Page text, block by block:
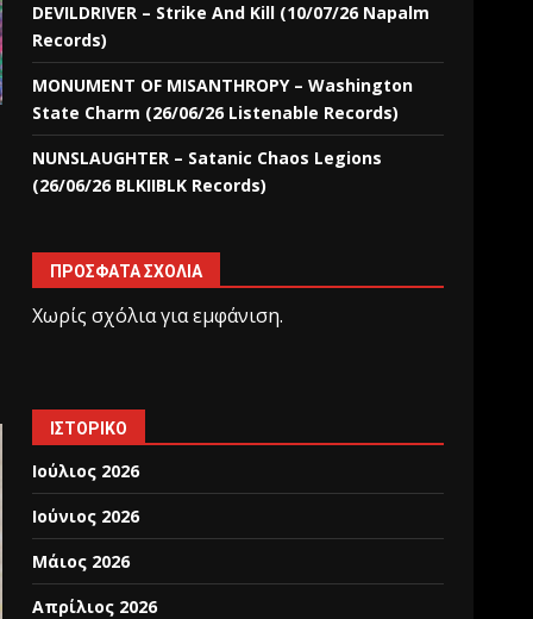
DEVILDRIVER – Strike And Kill (10/07/26 Napalm
Records)
MONUMENT OF MISANTHROPY – Washington
State Charm (26/06/26 Listenable Records)
NUNSLAUGHTER – Satanic Chaos Legions
(26/06/26 BLKIIBLK Records)
ΠΡΌΣΦΑΤΑ ΣΧΌΛΙΑ
Χωρίς σχόλια για εμφάνιση.
ΙΣΤΟΡΙΚΌ
Ιούλιος 2026
Ιούνιος 2026
Μάιος 2026
Απρίλιος 2026